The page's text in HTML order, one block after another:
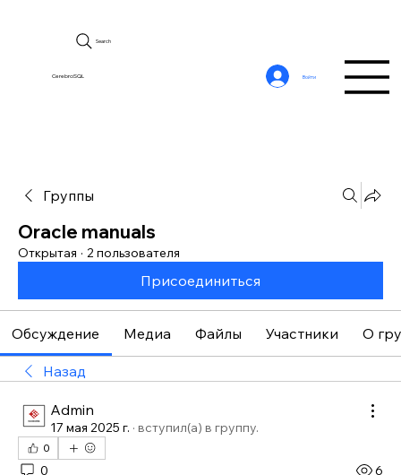
CerebroSQL
Search
Войти
Группы
Oracle manuals
Открытая · 2 пользователя
Присоединиться
Обсуждение Медиа Файлы Участники О
Назад
Admin
17 мая 2025 г. · вступил(а) в группу.
0
0 6